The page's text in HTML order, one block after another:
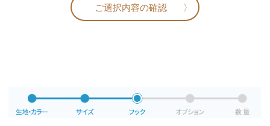
ご選択内容の確認